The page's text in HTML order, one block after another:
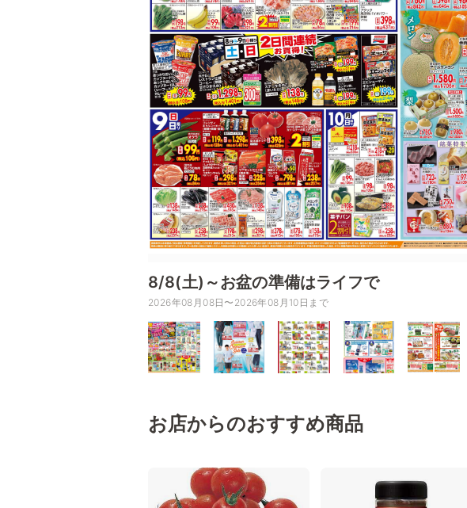
8/8(土)～お盆の準備はライフで
2026年08月08日〜2026年08月10日まで
お店からのおすすめ商品